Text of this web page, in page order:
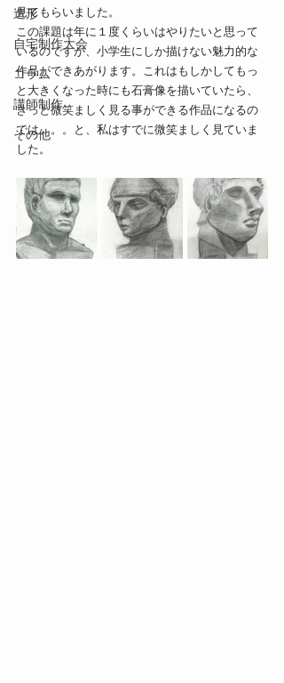
造形
自宅制作大会
コラム
講師制作
その他
見てもらいました。
この課題は年に１度くらいはやりたいと思って
いるのですが、小学生にしか描けない魅力的な
作品ができあがります。これはもしかしてもっ
と大きくなった時にも石膏像を描いていたら、
きっと微笑ましく見る事ができる作品になるの
では。。。と、私はすでに微笑ましく見ていま
した。